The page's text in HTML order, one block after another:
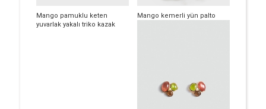
Mango pamuklu keten
yuvarlak yakalı triko kazak
Mango kemerli yün palto